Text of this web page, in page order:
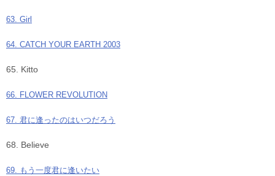
63. Girl
64. CATCH YOUR EARTH 2003
65. Kitto
66. FLOWER REVOLUTION
67. 君に逢ったのはいつだろう
68. Believe
69. もう一度君に逢いたい